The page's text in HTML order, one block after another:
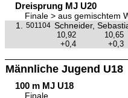
Dreisprung MJ U20
Finale > aus gemischtem
1.
501104 Schneider,
10,92 10,65
+0,4
+0,3
Männliche Jugend U18
100 m MJ U18
Finale